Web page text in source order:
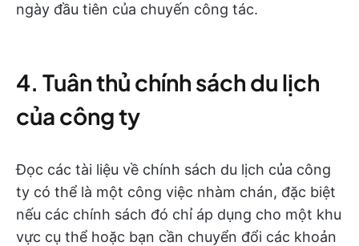
ngày đầu tiên của chuyến công tác.
4. Tuân thủ chính sách du lịch
của công ty
Đọc các tài liệu về chính sách du lịch của công
ty có thể là một công việc nhàm chán, đặc biệt
nếu các chính sách đó chỉ áp dụng cho một khu
vực cụ thể hoặc bạn cần chuyển đổi các khoản